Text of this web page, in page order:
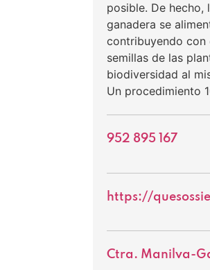
posible. De hecho,
ganadera se
contribuyendo con
semillas de las
biodiversidad al
Un procedimiento
952 895 167
https://
Ctra. Manilva-